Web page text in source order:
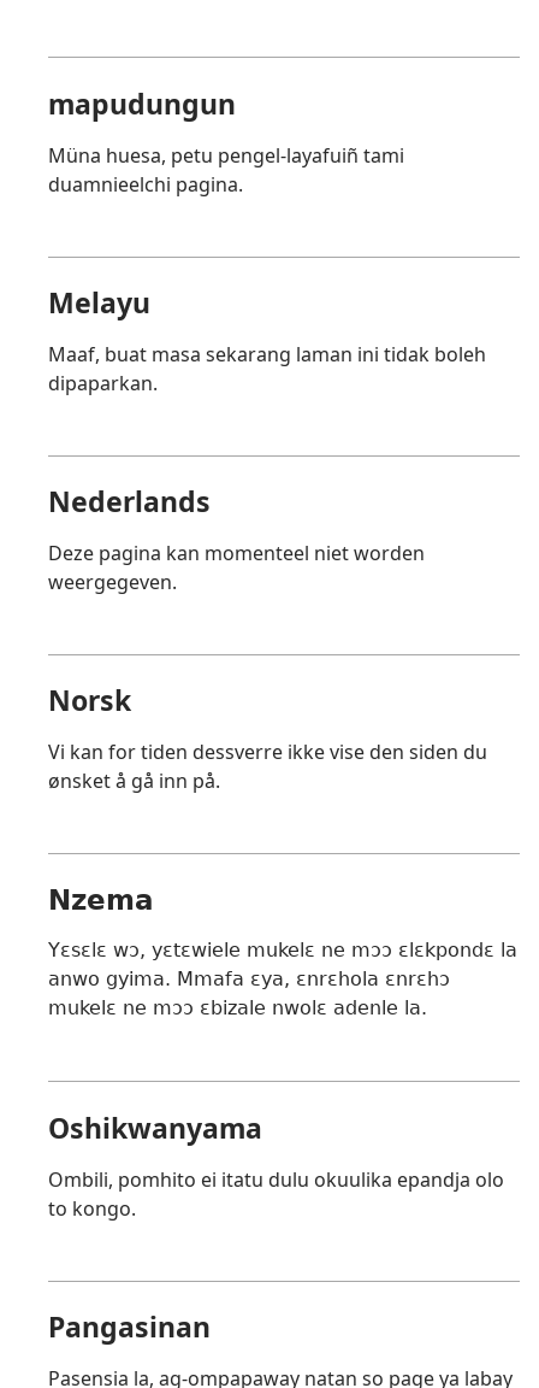
mapudungun
Müna huesa, petu pengel-layafuiñ tami
duamnieelchi pagina.
Melayu
Maaf, buat masa sekarang laman ini tidak boleh
dipaparkan.
Nederlands
Deze pagina kan momenteel niet worden
weergegeven.
Norsk
Vi kan for tiden dessverre ikke vise den siden du
ønsket å gå inn på.
Nzema
Yɛsɛlɛ wɔ, yɛtɛwiele mukelɛ ne mɔɔ ɛlɛkpondɛ la
anwo gyima. Mmafa ɛya, ɛnrɛhola ɛnrɛhɔ
mukelɛ ne mɔɔ ɛbizale nwolɛ adenle la.
Oshikwanyama
Ombili, pomhito ei itatu dulu okuulika epandja olo
to kongo.
Pangasinan
Pasensia la, ag-ompapaway natan so page ya labay